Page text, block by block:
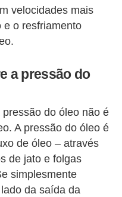
velocidades mais
e o resfriamento
a pressão do
do óleo não é
A pressão do óleo é
de óleo – através
de jato e folgas
simplesmente
da saída da